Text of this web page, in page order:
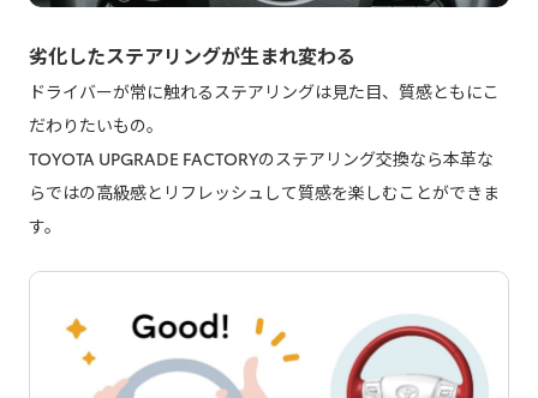
劣化したステアリングが生まれ変わる
ドライバーが常に触れるステアリングは見た目、質感ともにこ
だわりたいもの。
TOYOTA UPGRADE FACTORYのステアリング交換なら本革な
らではの高級感とリフレッシュして質感を楽しむことができま
す。